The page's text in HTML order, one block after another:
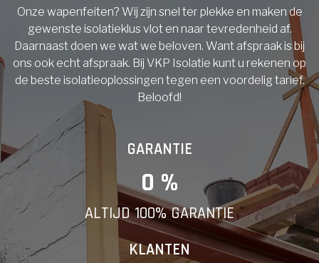
Onze wapenfeiten? Wij zijn snel ter plekke en maken de
gewenste isolatieklus vlot en naar tevredenheid af.
Daarnaast doen we wat we beloven. Want afspraak is bij
ons ook echt afspraak. Bij VKP Isolatie kunt u rekenen op
de beste isolatieoplossingen tegen een voordelig tarief.
Beloofd!
GARANTIE
0 %
ALTIJD 100% GARANTIE
KLANTEN